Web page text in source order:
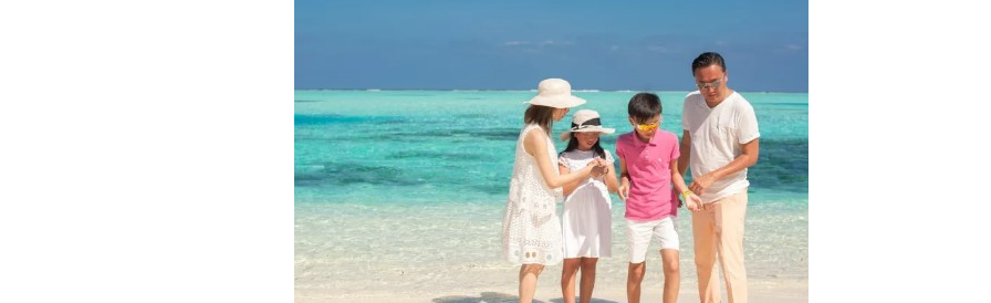
Paket Tour 3 Negara Malaysia
3 Negara (Malaysia, Singapore,
7 Hari 6 Malam
Rp 6.850.000